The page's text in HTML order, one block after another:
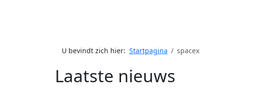
U bevindt zich hier: Startpagina spacex
Laatste nieuws